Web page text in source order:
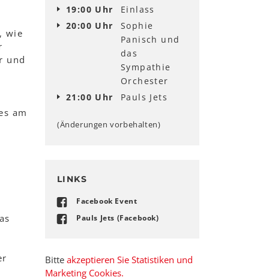
wie
und
am
19:00 Uhr
Einlass
20:00 Uhr
Sophie
Panisch und
das
Sympathie
Orchester
21:00 Uhr
Pauls Jets
(Änderungen vorbehalten)
LINKS
Facebook Event
Pauls Jets (Facebook)
Bitte akzeptieren Sie Statistiken und
Marketing Cookies.